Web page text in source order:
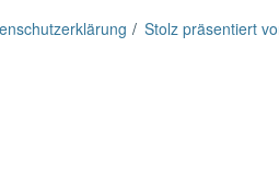
Stolz präsentiert